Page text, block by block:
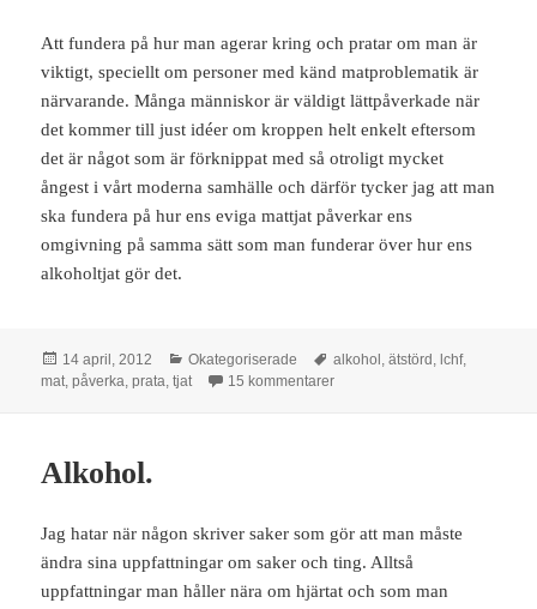
Att fundera på hur man agerar kring och pratar om man är
viktigt, speciellt om personer med känd matproblematik är
närvarande. Många människor är väldigt lättpåverkade när
det kommer till just idéer om kroppen helt enkelt eftersom
det är något som är förknippat med så otroligt mycket
ångest i vårt moderna samhälle och därför tycker jag att man
ska fundera på hur ens eviga mattjat påverkar ens
omgivning på samma sätt som man funderar över hur ens
alkoholtjat gör det.
Postat
14 april, 2012 Kategorier
Okategoriserade Taggar
alkohol ,ätstörd , lchf,
mat,påverka,prata,tjat 15 kommentarertill Mattjat.
Alkohol.
Jag hatar när någon skriver saker som gör att man måste
ändra sina uppfattningar om saker och ting. Alltså
uppfattningar man håller nära om hjärtat och som man